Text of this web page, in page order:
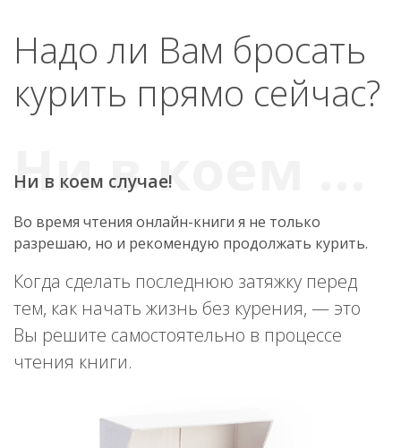
Надо ли Вам бросать
курить прямо сейчас?
Ни в коем случае!
Во время чтения онлайн-книги я не только
разрешаю, но и рекомендую продолжать курить.
Когда сделать последнюю затяжку перед
тем, как начать жизнь без курения, — это
Вы решите самостоятельно в процессе
чтения книги.